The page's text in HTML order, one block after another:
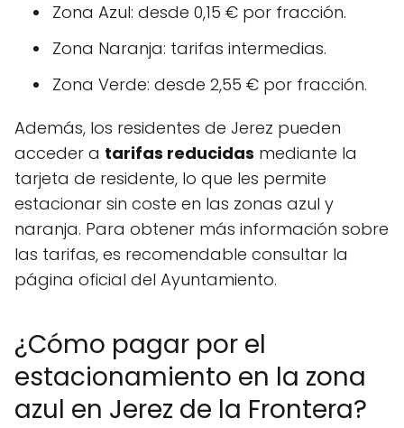
Zona Azul: desde 0,15 € por fracción.
Zona Naranja: tarifas intermedias.
Zona Verde: desde 2,55 € por fracción.
Además, los residentes de Jerez pueden
acceder a tarifas reducidas mediante la
tarjeta de residente, lo que les permite
estacionar sin coste en las zonas azul y
naranja. Para obtener más información sobre
las tarifas, es recomendable consultar la
página oficial del Ayuntamiento.
¿Cómo pagar por el
estacionamiento en la zona
azul en Jerez de la Frontera?